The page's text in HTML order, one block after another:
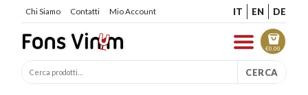
Chi Siamo Contatti Mio Account IT EN DE
€0.00
CERCA